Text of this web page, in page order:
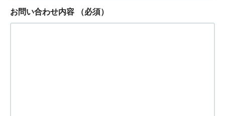
お問い合わせ内容 （必須）